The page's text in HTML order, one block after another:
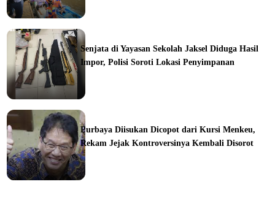
Senjata di Yayasan Sekolah Jaksel Diduga Hasil
Impor, Polisi Soroti Lokasi Penyimpanan
Purbaya Diisukan Dicopot dari Kursi Menkeu,
Rekam Jejak Kontroversinya Kembali Disorot